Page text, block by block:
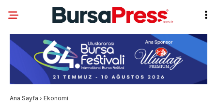
Ana Sayfa › Ekonomi